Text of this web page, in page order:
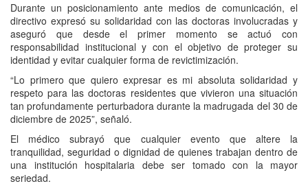
Durante un posicionamiento ante medios de comunicación, el
directivo expresó su solidaridad con las doctoras involucradas y
aseguró que desde el primer momento se actuó con
responsabilidad institucional y con el objetivo de proteger su
identidad y evitar cualquier forma de revictimización.
“Lo primero que quiero expresar es mi absoluta solidaridad y
respeto para las doctoras residentes que vivieron una situación
tan profundamente perturbadora durante la madrugada del 30 de
diciembre de 2025”, señaló.
El médico subrayó que cualquier evento que altere la
tranquilidad, seguridad o dignidad de quienes trabajan dentro de
una institución hospitalaria debe ser tomado con la mayor
seriedad.